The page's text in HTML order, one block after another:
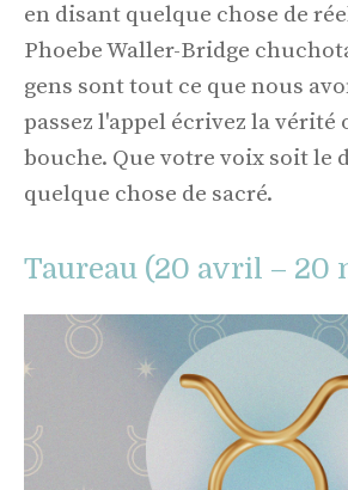
en disant quelque chose de
Phoebe Waller-Bridge
gens sont tout ce que nous
passez l'appel écrivez la vérité
bouche. Que votre voix soit le
quelque chose de sacré.
Taureau (20 avril – 20